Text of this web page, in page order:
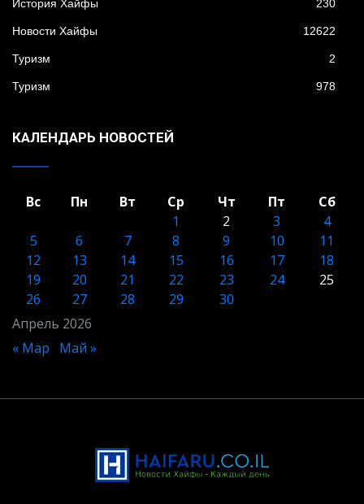
История Хайфы 230
Новости Хайфы 12622
Туризм 2
Туризм 978
КАЛЕНДАРЬ НОВОСТЕЙ
Апрель 2026
Вс Пн Вт Ср Чт Пт
Сб
1
2 3
4
5
6 7 8 9 10
11
12
13 14 15 16 17
18
19
20 21 22 23 24
25
26
27 28 29 30
« Мар Май »